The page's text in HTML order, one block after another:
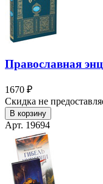
Православная
1670 ₽
Скидка не
В корзину
Арт. 19694